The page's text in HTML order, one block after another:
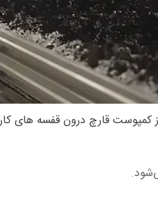
کمپوست قارچ درون قفسه های